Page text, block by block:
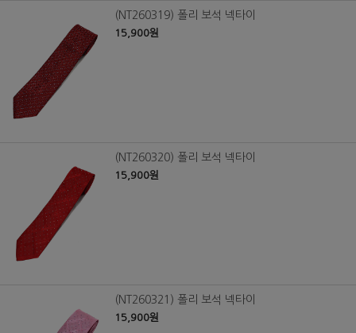
(NT260319) 폴리 보석 넥타이
15,900원
(NT260320) 폴리 보석 넥타이
15,900원
(NT260321) 폴리 보석 넥타이
15,900원